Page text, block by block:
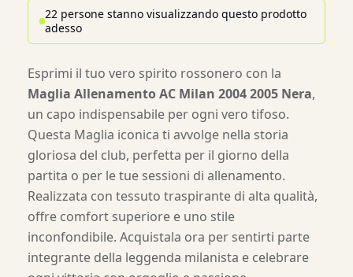
22 persone stanno visualizzando questo prodotto
adesso
Esprimi il tuo vero spirito rossonero con la
Maglia Allenamento AC Milan 2004 2005 Nera,
un capo indispensabile per ogni vero tifoso.
Questa Maglia iconica ti avvolge nella storia
gloriosa del club, perfetta per il giorno della
partita o per le tue sessioni di allenamento.
Realizzata con tessuto traspirante di alta qualità,
offre comfort superiore e uno stile
inconfondibile. Acquistala ora per sentirti parte
integrante della leggenda milanista e celebrare